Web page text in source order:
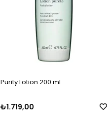
Purity Lotion 200 ml
₺1.719,00